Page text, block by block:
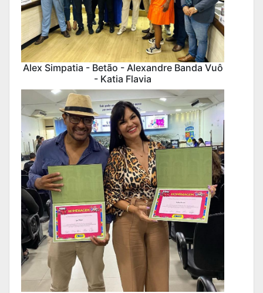
Alex Simpatia - Betão - Alexandre Banda Vuô
- Katia Flavia